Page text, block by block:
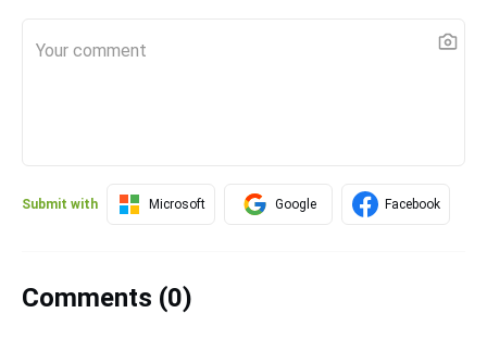
Submit with Microsoft Google Facebook
Comments (0)